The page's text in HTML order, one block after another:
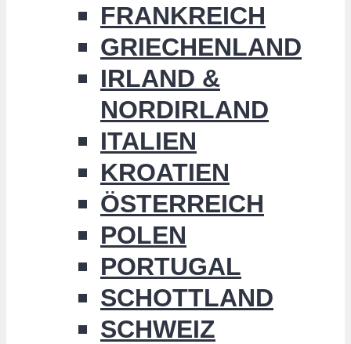
FRANKREICH
GRIECHENLAND
IRLAND &
NORDIRLAND
ITALIEN
KROATIEN
ÖSTERREICH
POLEN
PORTUGAL
SCHOTTLAND
SCHWEIZ